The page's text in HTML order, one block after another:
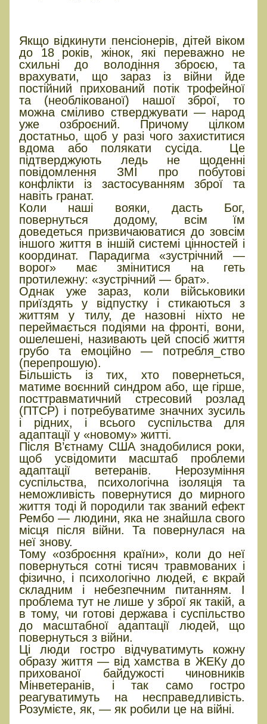
Якщо відкинути пенсіонерів, дітей віком
до 18 років, жінок, які переважно не
схильні до володіння зброєю, та
врахувати, що зараз із війни йде
постійний прихований потік трофейної
та (необлікованої) нашої зброї, то
можна сміливо стверджувати — народ
уже озброєний. Причому цілком
достатньо, щоб у разі чого захиститися
вдома або полякати сусіда. Це
підтверджують ледь не щоденні
повідомлення ЗМІ про побутові
конфлікти із застосуванням зброї та
навіть гранат.
Коли наші вояки, дасть Бог,
повернуться додому, всім їм
доведеться призвичаюватися до зовсім
іншого життя в іншій системі цінностей і
координат. Парадигма «зустрічний —
ворог» має змінитися на геть
протилежну: «зустрічний — брат».
Однак уже зараз, коли військовики
приїздять у відпустку і стикаються з
життям у тилу, де назовні ніхто не
переймається подіями на фронті, вони,
ошелешені, називають цей спосіб життя
грубо та емоційно — потребля_ство
(перепрошую).
Більшість із тих, хто повернеться,
матиме воєнний синдром або, ще гірше,
посттравматичний стресовий розлад
(ПТСР) і потребуватиме значних зусиль
і рідних, і всього суспільства для
адаптації у «новому» житті.
Після В’єтнаму США знадобилися роки,
щоб усвідомити масштаб проблеми
адаптації ветеранів. Нерозуміння
суспільства, психологічна ізоляція та
неможливість повернутися до мирного
життя тоді й породили так званий ефект
Рембо — людини, яка не знайшла свого
місця після війни. Та повернулася на
неї знову.
Тому «озброєння країни», коли до неї
повернуться сотні тисяч травмованих і
фізично, і психологічно людей, є вкрай
складним і небезпечним питанням. І
проблема тут не лише у зброї як такій, а
в тому, чи готові держава і суспільство
до масштабної адаптації людей, що
повернуться з війни.
Ці люди гостро відчуватимуть кожну
образу життя — від хамства в ЖЕКу до
прихованої байдужості чиновників
Мінветеранів, і так само гостро
реагуватимуть на несправедливість.
Розумієте, як, — як робили це на війні.